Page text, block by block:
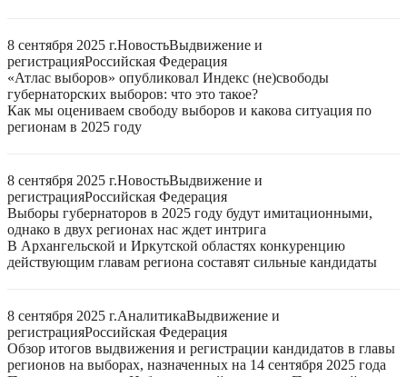
8 сентября 2025 г.НовостьВыдвижение и
регистрацияРоссийская Федерация
«Атлас выборов» опубликовал Индекс (не)свободы
губернаторских выборов: что это такое?
Как мы оцениваем свободу выборов и какова ситуация по
регионам в 2025 году
8 сентября 2025 г.НовостьВыдвижение и
регистрацияРоссийская Федерация
Выборы губернаторов в 2025 году будут имитационными,
однако в двух регионах нас ждет интрига
В Архангельской и Иркутской областях конкуренцию
действующим главам региона составят сильные кандидаты
8 сентября 2025 г.АналитикаВыдвижение и
регистрацияРоссийская Федерация
Обзор итогов выдвижения и регистрации кандидатов в главы
регионов на выборах, назначенных на 14 сентября 2025 года